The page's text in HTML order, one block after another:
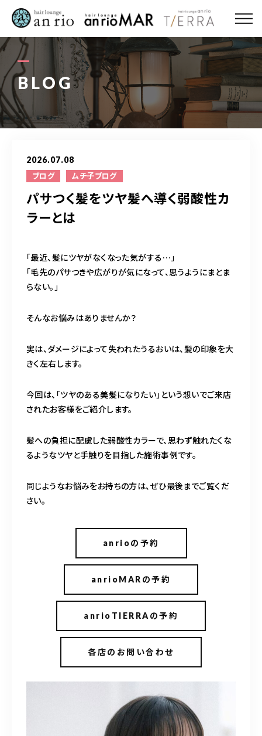
BLOG
2026.07.08
ブログ ムチ子ブログ
パサつく髪をツヤ髪へ導く弱酸性カ
ラーとは
「最近、髪にツヤがなくなった気がする…」
「毛先のパサつきや広がりが気になって、思うようにまとま
らない。」
そんなお悩みはありませんか？
実は、ダメージによって失われたうるおいは、髪の印象を大
きく左右します。
今回は、「ツヤのある美髪になりたい」という想いでご来店
されたお客様をご紹介します。
髪への負担に配慮した弱酸性カラーで、思わず触れたくな
るようなツヤと手触りを目指した施術事例です。
同じようなお悩みをお持ちの方は、ぜひ最後までご覧くだ
さい。
anrioの予約
anrioMARの予約
anrioTIERRAの予約
各店のお問い合わせ
ABOUT US
MENU
STYLE
STAFF〈anrio MAR〉
STAFF〈anrio TIERRA〉
BLOG
098-943-5969
【an rio】営業時間 10:00～19:00（日月除く）
098-917-5366
098-917-5366
【anrio TIERRA】営業時間 9:00～17:00（日月除く）